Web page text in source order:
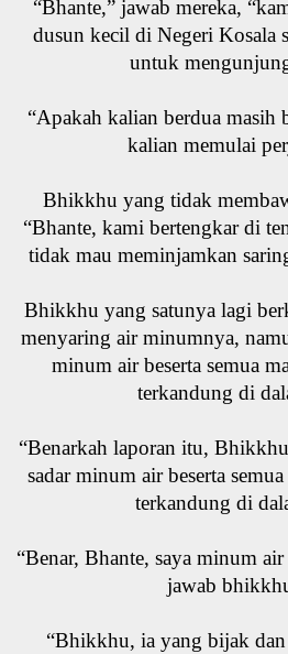
“Bhante,” jawab mereka,
dusun kecil di Negeri Kosala
untuk
“Apakah kalian berdua masih
kalian memulai
Bhikkhu yang tidak
“Bhante, kami bertengkar di
tidak mau meminjamkan
Bhikkhu yang satunya lagi
menyaring air minumnya,
minum air beserta semua
terkandung di
“Benarkah laporan itu,
sadar minum air beserta
terkandung di
“Benar, Bhante, saya minum
jawab
“Bhikkhu, ia yang bijak